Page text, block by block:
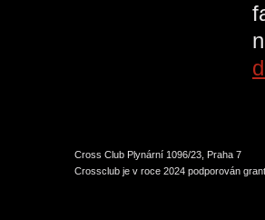
Cross Club Plynární 1096/23, Praha 7
Crossclub je v roce 2024 podporován